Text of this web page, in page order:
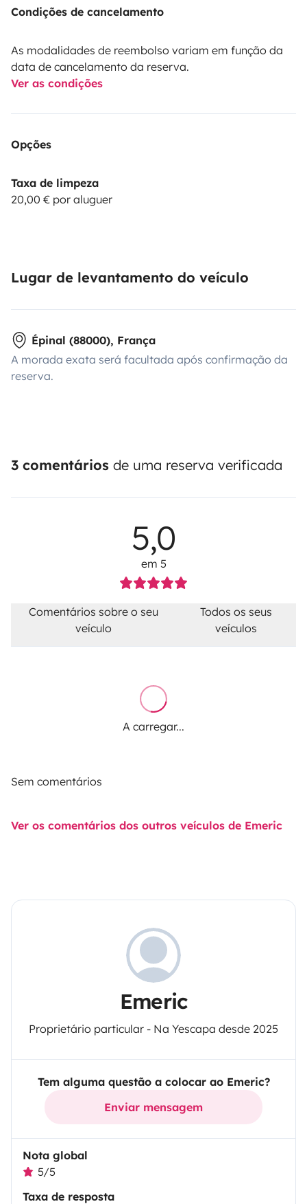
Condições de cancelamento
As modalidades de reembolso variam em função da
data de cancelamento da reserva.
Ver as condições
Opções
Taxa de limpeza
20,00 € por aluguer
Lugar de levantamento do veículo
Épinal (88000), França
A morada exata será facultada após confirmação da
reserva.
3 comentários de uma reserva verificada
5,0
em 5
Comentários sobre o seu
veículo
Todos os seus
veículos
A carregar...
Sem comentários
Ver os comentários dos outros veículos de Emeric
Emeric
Proprietário particular - Na Yescapa desde 2025
Tem alguma questão a colocar ao Emeric?
Enviar mensagem
Nota global
5/5
Taxa de resposta